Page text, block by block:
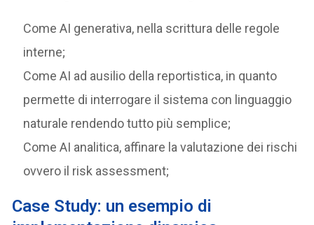
Come AI generativa, nella scrittura delle regole
interne;
Come AI ad ausilio della reportistica, in quanto
permette di interrogare il sistema con linguaggio
naturale rendendo tutto più semplice;
Come AI analitica, affinare la valutazione dei rischi
ovvero il risk assessment;
Case Study: un esempio di